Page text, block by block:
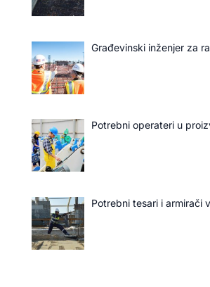
Građevinski inženjer za
Potrebni operateri u
Potrebni tesari i armirači